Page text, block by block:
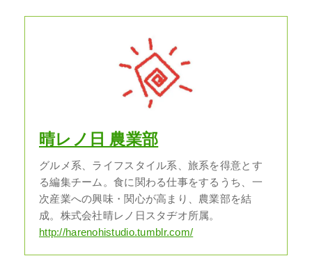
晴レノ日 農業部
グルメ系、ライフスタイル系、旅系を得意とす
る編集チーム。食に関わる仕事をするうち、一
次産業への興味・関心が高まり、農業部を結
成。株式会社晴レノ日スタヂオ所属。
http://harenohistudio.tumblr.com/